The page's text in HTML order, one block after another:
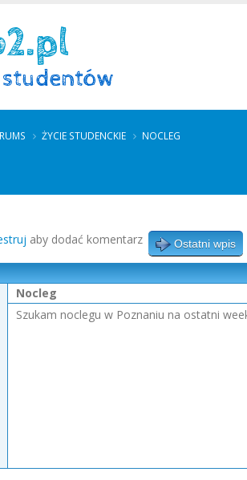
ŻYCIE STUDENCKIE NOCLEG
aby dodać komentarz Ostatni wpis
Nocleg
Szukam noclegu w Poznaniu na ostatni